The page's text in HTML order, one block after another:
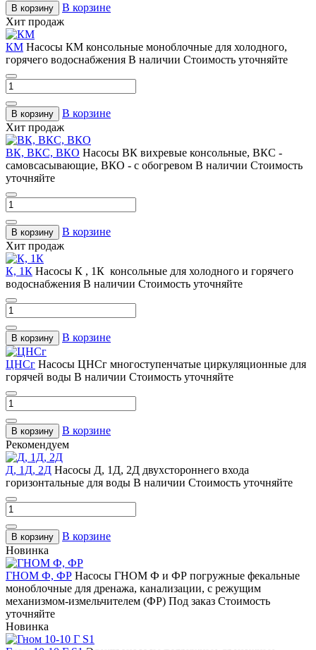
В корзину
В корзине
Хит продаж
КМ Насосы КМ консольные моноблочные для холодного,
горячего водоснабжения В наличии Стоимость уточняйте
В корзину
В корзине
Хит продаж
ВК, ВКС, ВКО Насосы ВК вихревые консольные, ВКС -
самовсасывающие, ВКО - с обогревом В наличии Стоимость
уточняйте
В корзину
В корзине
Хит продаж
К, 1К Насосы К , 1К консольные для холодного и горячего
водоснабжения В наличии Стоимость уточняйте
В корзину В корзине
ЦНСг Насосы ЦНСг многоступенчатые циркуляционные для
горячей воды В наличии Стоимость уточняйте
В корзину
В корзине
Рекомендуем
Д, 1Д, 2Д Насосы Д, 1Д, 2Д двухстороннего входа
горизонтальные для воды В наличии Стоимость уточняйте
В корзину
В корзине
Новинка
ГНОМ Ф, ФР Насосы ГНОМ Ф и ФР погружные фекальные
моноблочные для дренажа, канализации, с режущим
механизмом-измельчителем (ФР) Под заказ Стоимость
уточняйте
Новинка